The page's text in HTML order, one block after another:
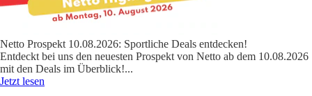
Netto Prospekt 10.08.2026: Sportliche Deals entdecken!
Entdeckt bei uns den neuesten Prospekt von Netto ab dem 10.08.2026
mit den Deals im Überblick!...
Jetzt lesen